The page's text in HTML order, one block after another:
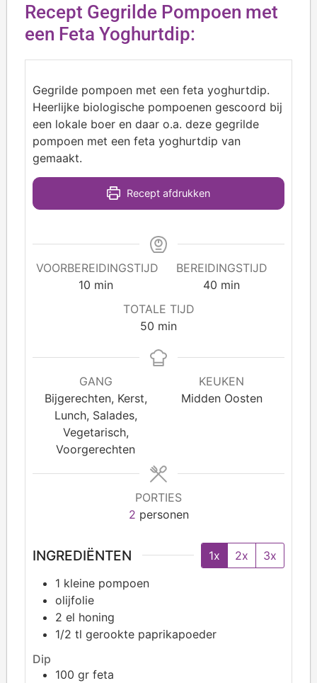
Recept Gegrilde Pompoen met
een Feta Yoghurtdip:
Gegrilde pompoen met een feta yoghurtdip.
Heerlijke biologische pompoenen gescoord bij
een lokale boer en daar o.a. deze gegrilde
pompoen met een feta yoghurtdip van
gemaakt.
Recept afdrukken
VOORBEREIDINGSTIJD
10 min
BEREIDINGSTIJD
40 min
TOTALE TIJD
50 min
GANG
Bijgerechten, Kerst,
Lunch, Salades,
Vegetarisch,
Voorgerechten
KEUKEN
Midden Oosten
PORTIES
2 personen
INGREDIËNTEN 1x 2x
3x
1 kleine pompoen
olijfolie
2 el honing
1/2 tl gerookte paprikapoeder
Dip
100 gr feta